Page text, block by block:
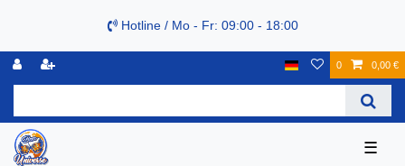
Hotline / Mo - Fr: 09:00 - 18:00
0 0,00 €
☰